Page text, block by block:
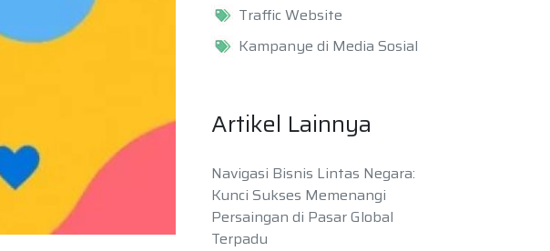
Traffic Website
Kampanye di Media Sosial
Artikel Lainnya
Navigasi Bisnis Lintas Negara:
Kunci Sukses Memenangi
Persaingan di Pasar Global
Terpadu